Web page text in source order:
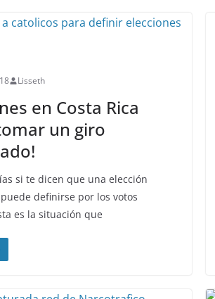
Lisseth
en Costa Rica
un giro
si te dicen que una elección
definirse por los votos
es la situación que